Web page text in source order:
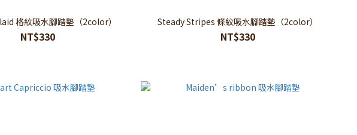
格紋吸水腳踏墊（2color）
NT$330
Steady Stripes 條紋吸水腳踏墊（2color）
NT$330